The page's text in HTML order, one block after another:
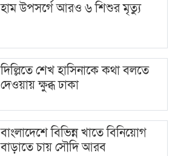
হাম উপসর্গে আরও ৬ শিশুর মৃত্যু
দিল্লিতে শেখ হাসিনাকে কথা বলতে
দেওয়ায় ক্ষুব্ধ ঢাকা
বাংলাদেশে বিভিন্ন খাতে বিনিয়োগ
বাড়াতে চায় সৌদি আরব